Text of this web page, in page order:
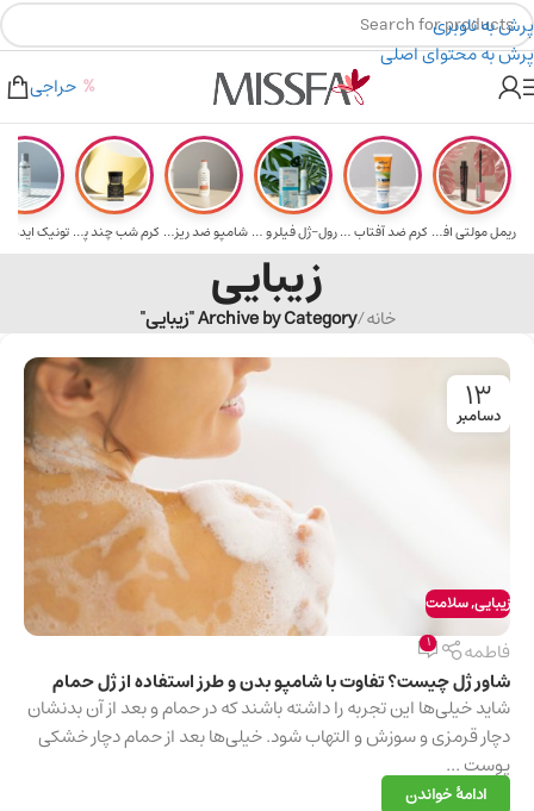
پرش به ناوبری
پرش به محتوای اصلی
۲٪ تخفیف روی سبد خرید برای روش کارت به کارت
هدیه برای خرید های بالای ۵ میلیون تومن
حراجی
ریمل مولتی افکت... کرم ضد آفتاب حا... رول-ژل فیلر و م... شامپو ضد ریزش و... کرم شب چند پپتی... تونیک ایده
زیبایی
خانه/Archive by Category "زیبایی"
13
دسامبر
زیبایی,سلامت
فاطمه 1
شاور ژل چیست؟ تفاوت با شامپو بدن و طرز استفاده از ژل حمام
شاید خیلی‌ها این تجربه را داشته باشند که در حمام و بعد از آن بدنشان
دچار قرمزی و سوزش و التهاب شود. خیلی‌ها بعد از حمام دچار خشکی
پوست ...
ادامهٔ خواندن